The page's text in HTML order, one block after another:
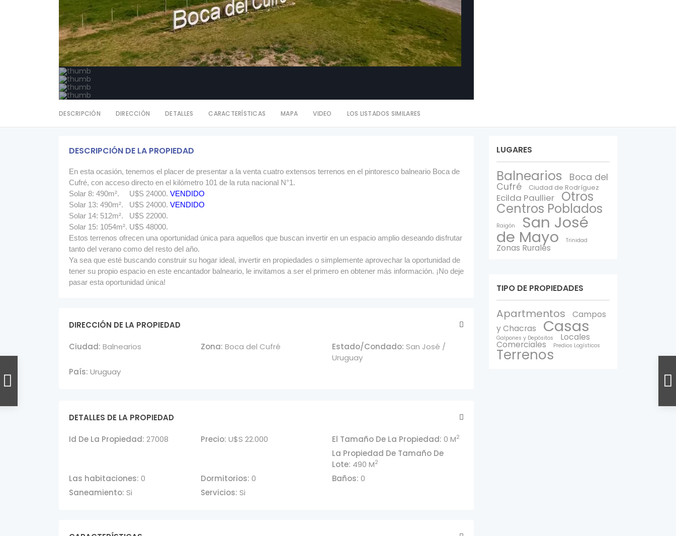
DESCRIPCIÓN DIRECCIÓN DETALLES CARACTERÍSTICAS MAPA VIDEO LOS LISTADOS SIMILARES
DESCRIPCIÓN DE LA PROPIEDAD
En esta ocasión, tenemos el placer de presentar a la venta cuatro extensos terrenos en el pintoresco balneario Boca de
Cufré, con acceso directo en el kilómetro 101 de la ruta nacional N°1.
Solar 8: 490m². U$S 24000. VENDIDO
Solar 13: 490m². U$S 24000. VENDIDO
Solar 14: 512m². U$S 22000.
Solar 15: 1054m². U$S 48000.
Estos terrenos ofrecen una oportunidad única para aquellos que buscan invertir en un espacio amplio deseando disfrutar
tanto del verano como del resto del año.
Ya sea que esté buscando construir su hogar ideal, invertir en propiedades o simplemente aprovechar la oportunidad de
tener su propio espacio en este encantador balneario, le invitamos a ser el primero en obtener más información. ¡No deje
pasar esta oportunidad única!
DIRECCIÓN DE LA PROPIEDAD
Ciudad: Balnearios Zona: Boca del Cufré Estado/Condado: San José /
Uruguay
País: Uruguay
DETALLES DE LA PROPIEDAD
Id De La Propiedad: 27008 Precio: U$S 22.000 El Tamaño De La Propiedad: 0 M2
La Propiedad De Tamaño De
Lote: 490 M2
Las habitaciones: 0 Dormitorios: 0 Baños: 0
Saneamiento: Si Servicios: Si
LUGARES
Balnearios Boca del
Cufré Ciudad de Rodríguez
Ecilda Paullier Otros
Centros Poblados
Raigón San José
de Mayo Trinidad
Zonas Rurales
TIPO DE PROPIEDADES
Apartmentos
Campos
y Chacras
Casas
Galpones y Depòsitos Locales
Comerciales Predios Logísticos
Terrenos